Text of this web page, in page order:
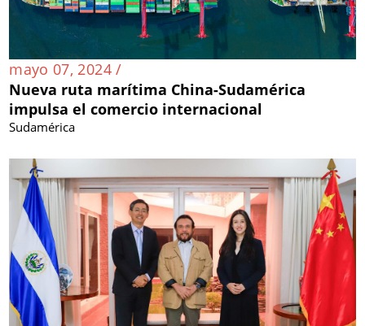
mayo 07, 2024 /
Nueva ruta marítima China-Sudamérica
impulsa el comercio internacional
Sudamérica